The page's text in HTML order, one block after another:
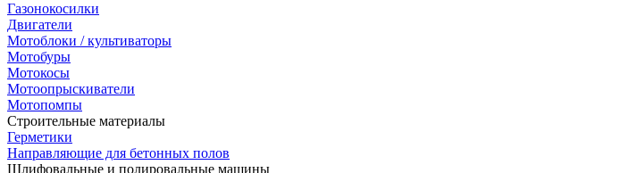
Газонокосилки
Двигатели
Мотоблоки / культиваторы
Мотобуры
Мотокосы
Мотоопрыскиватели
Мотопомпы
Строительные материалы
Герметики
Направляющие для бетонных полов
Шлифовальные и полировальные машины